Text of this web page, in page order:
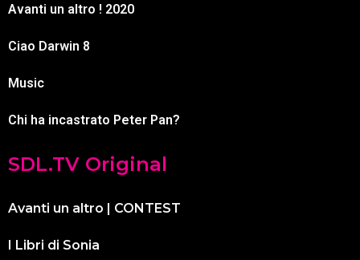
Avanti un altro ! 2020
Ciao Darwin 8
Music
Chi ha incastrato Peter Pan?
SDL.TV Original
Avanti un altro | CONTEST
I Libri di Sonia